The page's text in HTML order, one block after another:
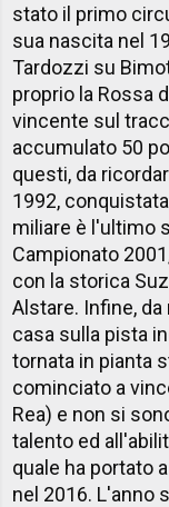
stato il primo
sua nascita nel
Tardozzi su
proprio la Rossa
vincente sul
accumulato 50
questi, da
1992,
miliare è l'ultimo
Campionato
con la storica
Alstare. Infine,
casa sulla pista
tornata in pianta
cominciato a
Rea) e non si
talento ed
quale ha portato
nel 2016. L'anno